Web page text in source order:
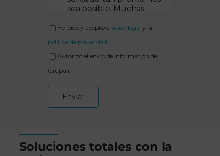
He leído y acepto el aviso legal y la
política de privacidad
Autorizo el envío de información de
Grupair.
Enviar
Soluciones totales con la